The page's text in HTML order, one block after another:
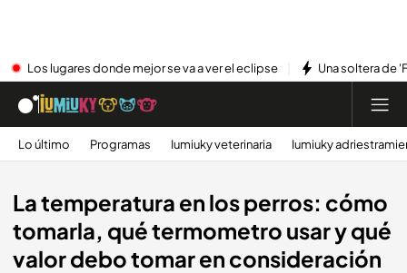
Los lugares donde mejor se va a ver el eclipse Una soltera de
Lo último Programas Iumiuky veterinaria Iumiuky
La temperatura en los perros: cómo
tomarla, qué termometro usar y qué
valor debo tomar en consideración